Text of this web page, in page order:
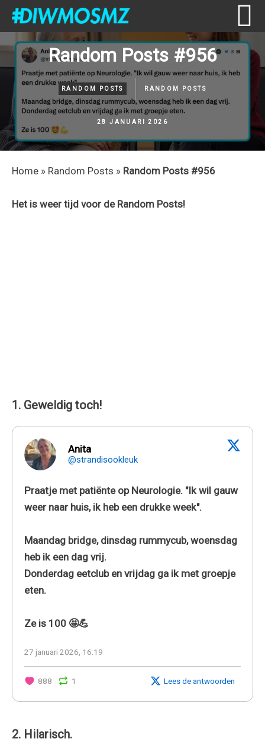
Skip
primary
navigation
Skip
content
Skip
primary
sidebar
Skip
footer
Random Posts #956
RANDOM POSTS RANDOM POSTS
28 JANUARI 2026
Home » Random Posts » Random Posts #956
Het is weer tijd voor de Random Posts!
1. Geweldig toch!
Anita
@strandisookleuk
Praatje met patiënte op Neurologie. "Ik wil gauw
weer naar huis, ik heb een drukke week".
Maandag bridge, dinsdag rummycub, woensdag
heb ik een dag vrij.
Donderdag eetclub en vrijdag ga ik met groepje
eten.
Ze is 100 🤩💪
27 januari 2026, 16:19
888 1 Lees de antwoorden
2. Hilarisch.